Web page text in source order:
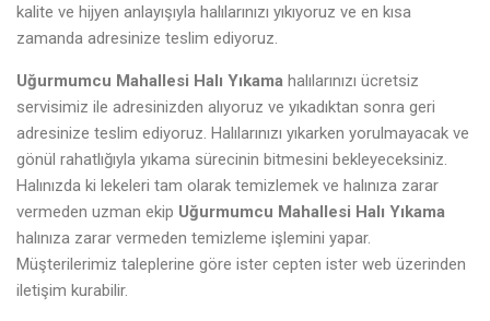
kalite ve hijyen anlayışıyla halılarınızı yıkıyoruz ve en kısa
zamanda adresinize teslim ediyoruz.
Uğurmumcu Mahallesi Halı Yıkama halılarınızı ücretsiz
servisimiz ile adresinizden alıyoruz ve yıkadıktan sonra geri
adresinize teslim ediyoruz. Halılarınızı yıkarken yorulmayacak ve
gönül rahatlığıyla yıkama sürecinin bitmesini bekleyeceksiniz.
Halınızda ki lekeleri tam olarak temizlemek ve halınıza zarar
vermeden uzman ekip Uğurmumcu Mahallesi Halı Yıkama
halınıza zarar vermeden temizleme işlemini yapar.
Müşterilerimiz taleplerine göre ister cepten ister web üzerinden
iletişim kurabilir.